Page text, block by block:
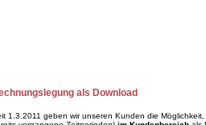
als Download
1.3.2011 geben wir unseren Kunden die